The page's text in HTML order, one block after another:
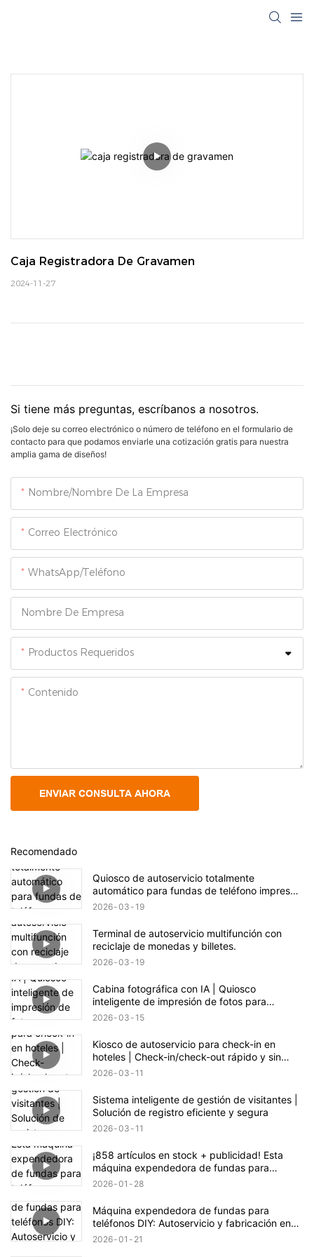
Caja Registradora De Gravamen
2024-11-27
Si tiene más preguntas, escríbanos a nosotros.
¡Solo deje su correo electrónico o número de teléfono en el formulario de
contacto para que podamos enviarle una cotización gratis para nuestra
amplia gama de diseños!
Nombre/Nombre De La Empresa
Correo Electrónico
WhatsApp/Teléfono
Nombre De Empresa
Productos Requeridos
Contenido
ENVIAR CONSULTA AHORA
Recomendado
Quiosco de autoservicio totalmente
automático para fundas de teléfono impresas
a medida
2026 03 19
Terminal de autoservicio multifunción con
reciclaje de monedas y billetes.
2026 03 19
Cabina fotográfica con IA | Quiosco
inteligente de impresión de fotos para
eventos y comercios
2026 03 15
Kiosco de autoservicio para check-in en
hoteles | Check-in/check-out rápido y sin
contacto
2026 03 11
Sistema inteligente de gestión de visitantes |
Solución de registro eficiente y segura
2026 03 11
¡858 artículos en stock + publicidad! Esta
máquina expendedora de fundas para
teléfono esconde una gran oportunidad de
2026 01 28
Máquina expendedora de fundas para
teléfonos DIY: Autoservicio y fabricación en
un solo clic
2026 01 21